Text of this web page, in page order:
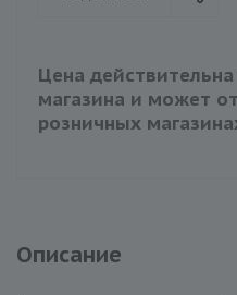
Цена
магазина и может
розничных
Описание